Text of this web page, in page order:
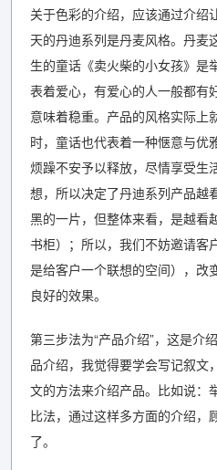
关于色彩的介绍，应该通过介绍
天的丹迪系列是丹麦风格。丹麦
生的童话《卖火柴的小女孩》是
表着爱心，有爱心的人一般都有
意味着稳重。产品的风格实际上
时，童话也代表着一种惬意与优
烦躁不安予以释放，尽情享受生
想，所以决定了丹迪系列产品越
黑的一片，但整体来看，是越看
书柜）；所以，我们不妨邀请客
是给客户一个联想的空间），改
良好的效果。
第三步法为“产品介绍”，这是介
品介绍，我觉得要学会写记叙文
文的方法来介绍产品。比如说：
比法，通过这样多方面的介绍，
了。